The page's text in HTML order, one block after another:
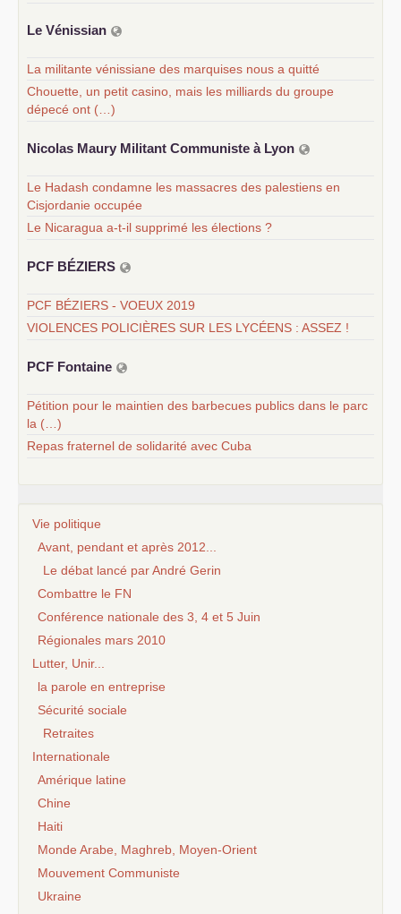
Le Vénissian
La militante vénissiane des marquises nous a quitté
Chouette, un petit casino, mais les milliards du groupe
dépecé ont (…)
Nicolas Maury Militant Communiste à Lyon
Le Hadash condamne les massacres des palestiens en
Cisjordanie occupée
Le Nicaragua a-t-il supprimé les élections ?
PCF BÉZIERS
PCF BÉZIERS - VOEUX 2019
VIOLENCES POLICIÈRES SUR LES LYCÉENS : ASSEZ !
PCF Fontaine
Pétition pour le maintien des barbecues publics dans le parc
la (…)
Repas fraternel de solidarité avec Cuba
Vie politique
Avant, pendant et après 2012...
Le débat lancé par André Gerin
Combattre le FN
Conférence nationale des 3, 4 et 5 Juin
Régionales mars 2010
Lutter, Unir...
la parole en entreprise
Sécurité sociale
Retraites
Internationale
Amérique latine
Chine
Haiti
Monde Arabe, Maghreb, Moyen-Orient
Mouvement Communiste
Ukraine